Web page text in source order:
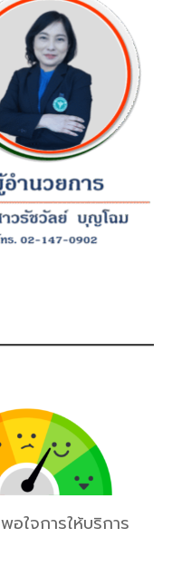
อใจการให้บริการ